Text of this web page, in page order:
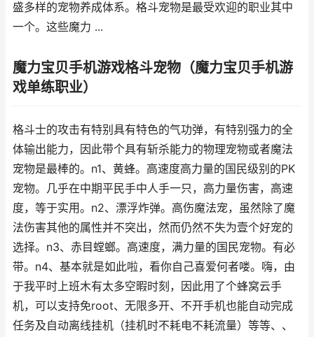
盛多样的宠物养成体系。格斗宠物是最受欢迎的职业其中
一个。这些魔力 ...
魔力宝贝手机游戏格斗宠物（魔力宝贝手机游
戏单练职业）
格斗士的攻击有特别具有特色的气功弹，有特别强力的全
体输出能力，因此带个具有斩杀能力的物理宠物或者魔法
宠物是最棒的。n1、黄蜂。高速度高力量的国民级别的PK
宠物。几乎在中期平民手中人手一只，高力量伤害，高速
度，等于实用。n2、漂浮炸弹。高伤魔法宠，虽然除了魔
法伤害其他的属性并不突出，然而仍然不失为壹个好宠的
选择。n3、赤目螳螂。高速度，满力量的国民宠物。有必
带。n4、基本就是如此啦，看你自己喜爱何者喽。嗨，由
于我平时上班木有太多空暇时刻，因此用了个蜂窝云手
机，可以支持免root、无限多开、不开手机也能自动完成
任务及自动离线挂机（挂机时不耗电不耗流量）等等、、